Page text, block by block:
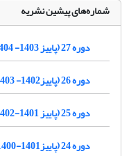
شماره‌های پیشین نشریه
دوره 27 (پاییز 1403- 1404)
دوره 26 (پاییز1402- 1403)
دوره 25 (پاییز 1401-1402)
دوره 24 (پاییز1401-1400)